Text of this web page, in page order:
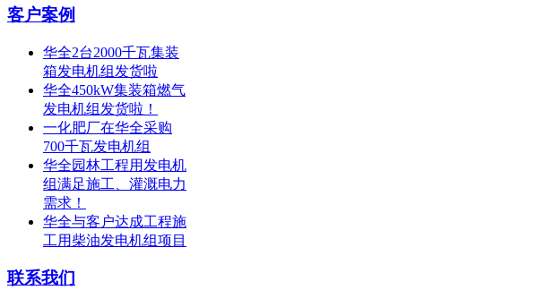
客户案例
华全2台2000千瓦集装
箱发电机组发货啦
华全450kW集装箱燃气
发电机组发货啦！
一化肥厂在华全采购
700千瓦发电机组
华全园林工程用发电机
组满足施工、灌溉电力
需求！
华全与客户达成工程施
工用柴油发电机组项目
联系我们